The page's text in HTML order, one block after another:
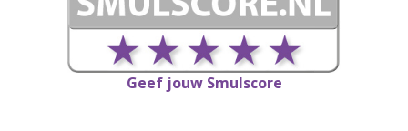
Geef jouw Smulscore